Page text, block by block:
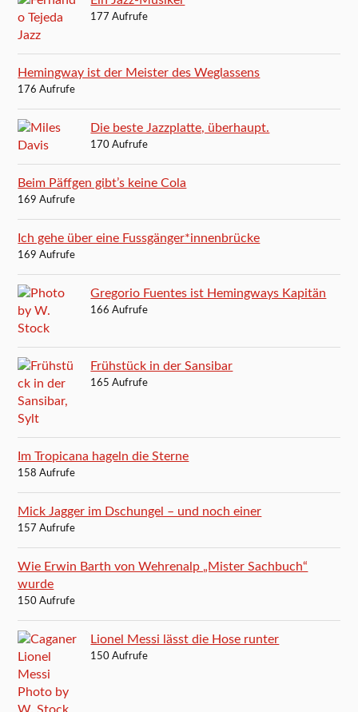
177 Aufrufe
Hemingway ist der Meister des Weglassens
176 Aufrufe
Die beste Jazzplatte, überhaupt.
170 Aufrufe
Beim Päffgen gibt’s keine Cola
169 Aufrufe
Ich gehe über eine Fussgänger*innenbrücke
169 Aufrufe
Gregorio Fuentes ist Hemingways Kapitän
166 Aufrufe
Frühstück in der Sansibar
165 Aufrufe
Im Tropicana hageln die Sterne
158 Aufrufe
Mick Jagger im Dschungel – und noch einer
157 Aufrufe
Wie Erwin Barth von Wehrenalp „Mister Sachbuch“
wurde
150 Aufrufe
Lionel Messi lässt die Hose runter
150 Aufrufe